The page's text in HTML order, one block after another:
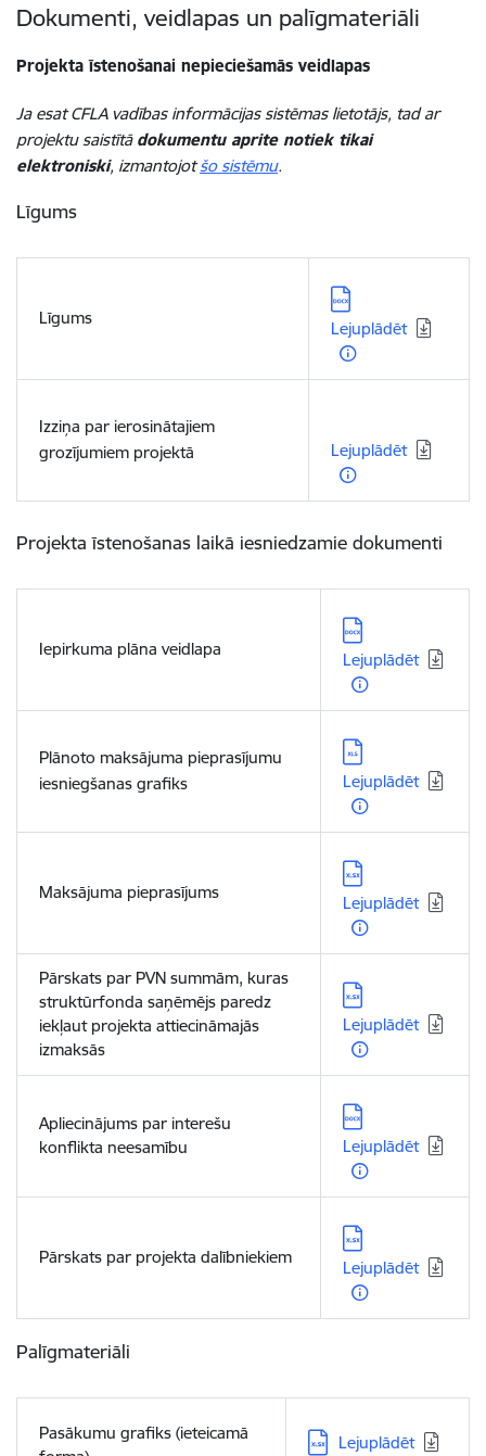
Dokumenti, veidlapas un palīgmateriāli
Projekta īstenošanai nepieciešamās veidlapas
Ja esat CFLA vadības informācijas sistēmas lietotājs, tad ar
projektu saistītā dokumentu aprite notiek tikai
elektroniski, izmantojotšo sistēmu.
Līgums
Līgums
Lejupielādēt:
Lejuplādēt
Izziņa par ierosinātajiem
grozījumiem projektā
Lejuplādēt
Projekta īstenošanas laikā iesniedzamie dokumenti
Iepirkuma plāna veidlapa
Lejupielādēt:
Lejuplādēt
Plānoto maksājuma pieprasījumu
iesniegšanas grafiks
Lejupielādēt:
Lejuplādēt
Maksājuma pieprasījums
Lejupielādēt:
Lejuplādēt
Pārskats par PVN summām, kuras
struktūrfonda saņēmējs paredz
iekļaut projekta attiecināmajās
izmaksās
Lejupielādēt:
Lejuplādēt
Apliecinājums par interešu
konflikta neesamību
Lejupielādēt:
Lejuplādēt
Pārskats par projekta dalībniekiem
Lejupielādēt:
Lejuplādēt
Palīgmateriāli
Pasākumu grafiks (ieteicamā
Lejupielādēt:
Lejuplādēt